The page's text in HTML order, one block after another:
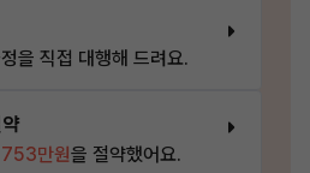
을 직접 대행해 드려요.
753만원을 절약했어요.